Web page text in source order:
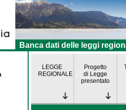
Banca dati delle leggi
LEGGE
REGIONALE
Progetto
di Legge
presentato